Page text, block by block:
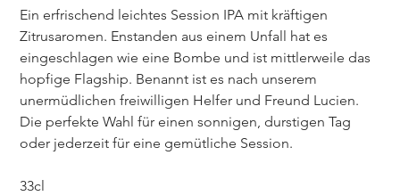
Ein erfrischend leichtes Session IPA mit kräftigen
Zitrusaromen. Enstanden aus einem Unfall hat es
eingeschlagen wie eine Bombe und ist mittlerweile das
hopfige Flagship. Benannt ist es nach unserem
unermüdlichen freiwilligen Helfer und Freund Lucien.
Die perfekte Wahl für einen sonnigen, durstigen Tag
oder jederzeit für eine gemütliche Session.
33cl